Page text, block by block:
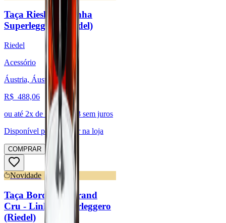
Taça Riesling - Linha
Superleggero (Riedel)
Riedel
Acessório
Áustria, Áustria
R$ 488,06
ou até 2x de R$ 244,03 sem juros
Disponível para:
Retirar na loja
COMPRAR
Novidade
Taça Bordeaux Grand
Cru - Linha Superleggero
(Riedel)